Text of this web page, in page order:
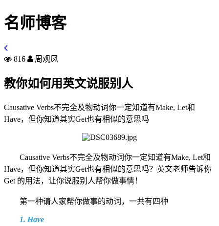
名师博客
816 周观凤
教你如何用英文说服别人
Causative Verbs不完全及物动词你一定知道有Make, Let和
Have，但你知道其实Get也有相似的意思吗
Causative Verbs不完全及物动词你一定知道有Make, Let和
Have，但你知道其实Get也有相似的意思吗？英文老师告诉你
Get 的用法，让你说服别人帮你做事情！
第一种请人家帮你做事的动词，一共有四种
1. Have